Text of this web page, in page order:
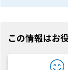
この情報はお